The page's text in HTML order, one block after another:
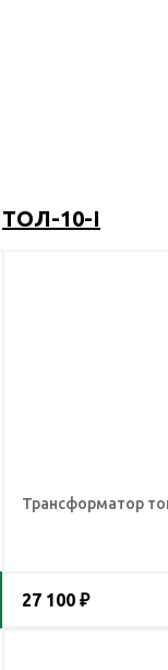
ТОЛ-10-I
Трансформатор
27 100 ₽